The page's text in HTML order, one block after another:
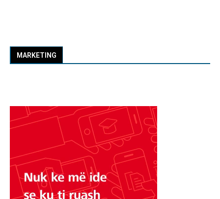
MARKETING